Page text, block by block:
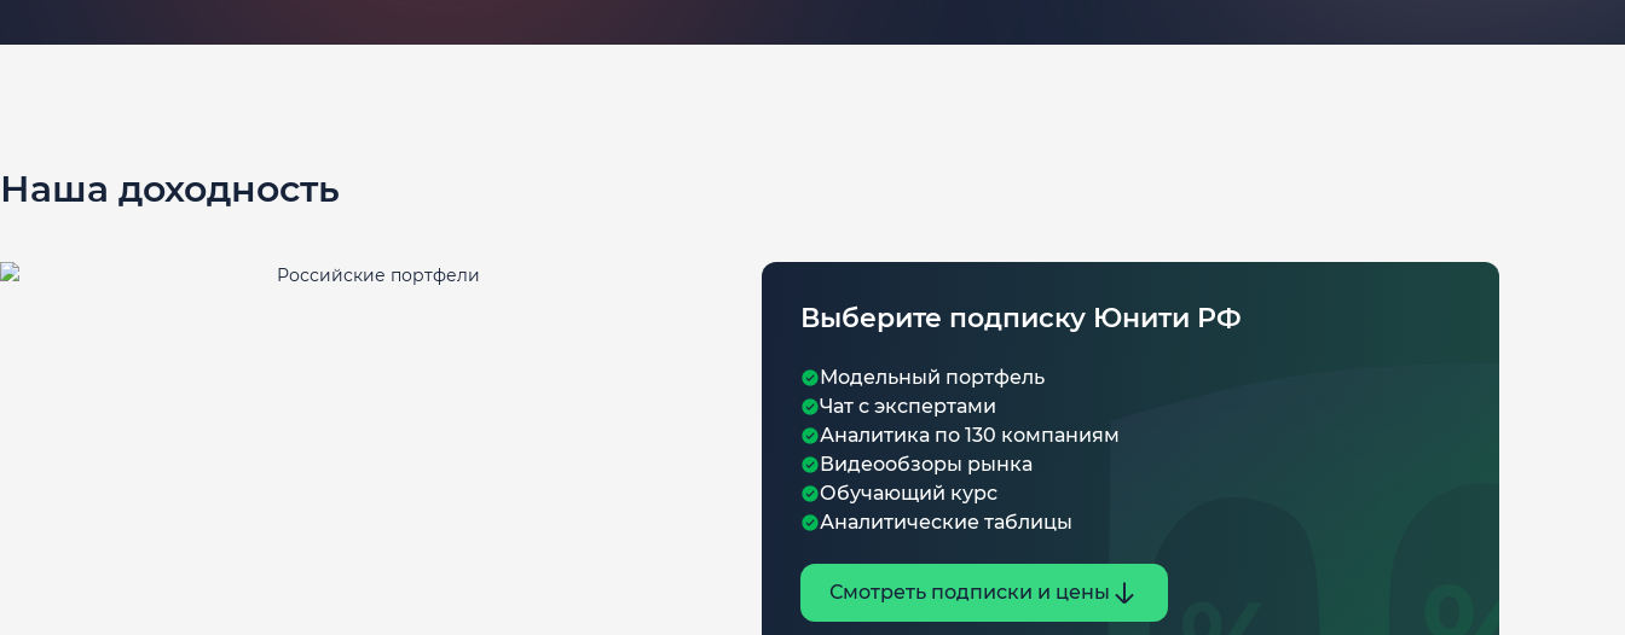
Наша доходность
Выберите подписку Юнити РФ
Модельный портфель
Чат с экспертами
Аналитика по 130 компаниям
Видеообзоры рынка
Обучающий курс
Аналитические таблицы
Смотреть подписки и цены